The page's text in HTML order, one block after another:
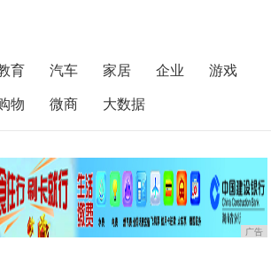
育 汽车 家居 企业
游戏
物 微商 大数据
广告